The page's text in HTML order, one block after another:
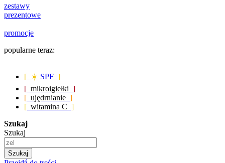
zestawy
prezentowe
promocje
popularne teraz:
[ ☀️ SPF ]
[ mikroigiełki ]
[ ujędrnianie ]
[ witamina C ]
Szukaj
Szukaj
Szukaj